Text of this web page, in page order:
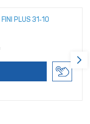
PLUS 31‑10